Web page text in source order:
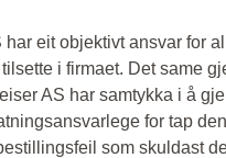
har eit objektivt ansvar for
i firmaet. Det same
AS har samtykka i å
for tap
som skuldast